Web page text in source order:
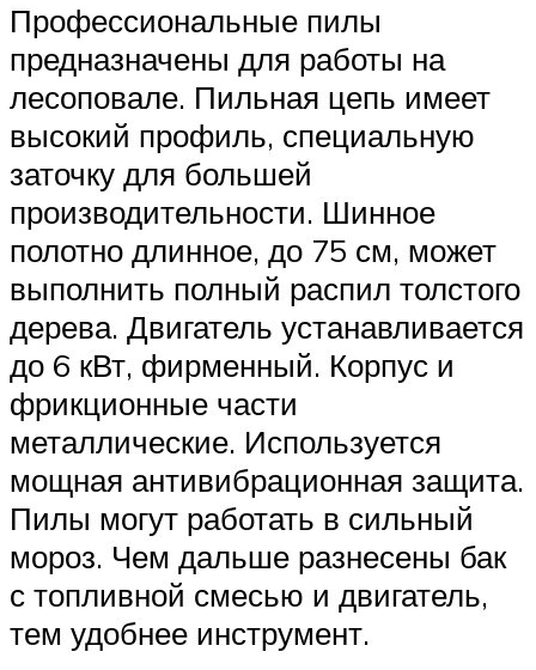
Профессиональные пилы
предназначены для работы на
лесоповале. Пильная цепь имеет
высокий профиль, специальную
заточку для большей
производительности. Шинное
полотно длинное, до 75 см, может
выполнить полный распил толстого
дерева. Двигатель устанавливается
до 6 кВт, фирменный. Корпус и
фрикционные части
металлические. Используется
мощная антивибрационная защита.
Пилы могут работать в сильный
мороз. Чем дальше разнесены бак
с топливной смесью и двигатель,
тем удобнее инструмент.